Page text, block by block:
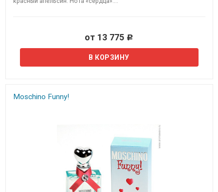
от 13 775 Р
Moschino Funny!